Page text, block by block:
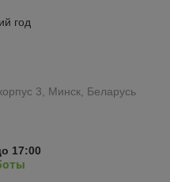
год
3, Минск, Беларусь
17:00